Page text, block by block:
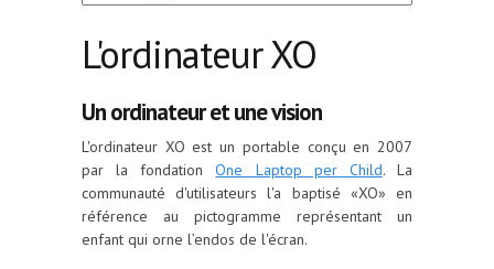
L'ordinateur XO
Un ordinateur et une vision
L'ordinateur XO est un portable conçu en 2007
par la fondationOne Laptop per Child. La
communauté d'utilisateurs l'a baptisé «XO» en
référence au pictogramme représentant un
enfant qui orne l’endos de l'écran.